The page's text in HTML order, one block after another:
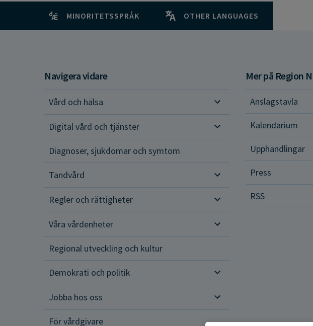
MINORITETSSPRÅK OTHER LANGUAGES
Navigera vidare
Vård och hälsa
Vård och hälsa
Digital vård och tjänster
Diagnoser, sjukdomar och symtom
Tandvård
Regler och rättigheter
Regler och rättigheter
Våra vårdenheter
Regional utveckling och kultur
Demokrati och politik
Jobba hos oss
För vårdgivare
Mer på Region
Anslagstavla
Kalendarium
Upphandlingar
Press
RSS